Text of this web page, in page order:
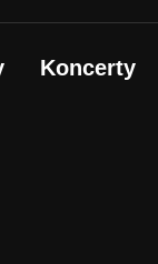
Koncerty